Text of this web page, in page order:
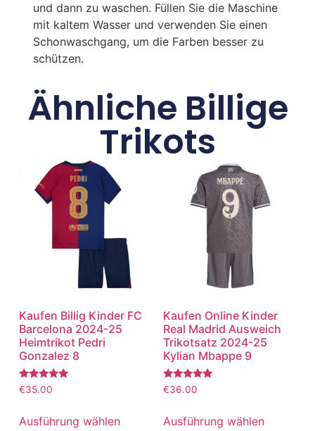
und dann zu waschen. Füllen Sie die Maschine
mit kaltem Wasser und verwenden Sie einen
Schonwaschgang, um die Farben besser zu
schützen.
Ähnliche Billige
Trikots
Kaufen Billig Kinder FC
Barcelona 2024-25
Heimtrikot Pedri
Gonzalez 8
Bewertet
mit
von 5
€35.00
Ausführung wählen
Kaufen Online Kinder
Real Madrid Ausweich
Trikotsatz 2024-25
Kylian Mbappe 9
Bewertet
mit
von 5
€36.00
Ausführung wählen